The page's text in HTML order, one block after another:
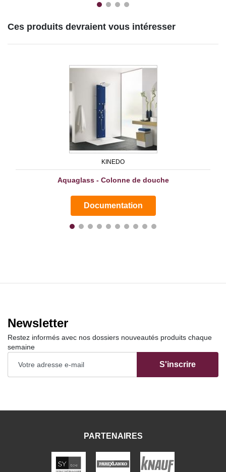
Ces produits devraient vous intéresser
KINEDO
Aquaglass - Colonne de douche
Documentation
Newsletter
Restez informés avec nos dossiers nouveautés produits chaque
semaine
S'inscrire
PARTENAIRES